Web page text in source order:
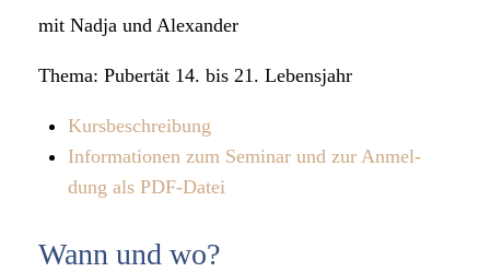
mit Nadja und Alex­an­der
Thema: Puber­tät 14. bis 21. Lebens­jahr
Kurs­be­schrei­bung
Infor­ma­tio­nen zum Semi­nar und zur Anmel­
dung als PDF-Datei
Wann und wo?